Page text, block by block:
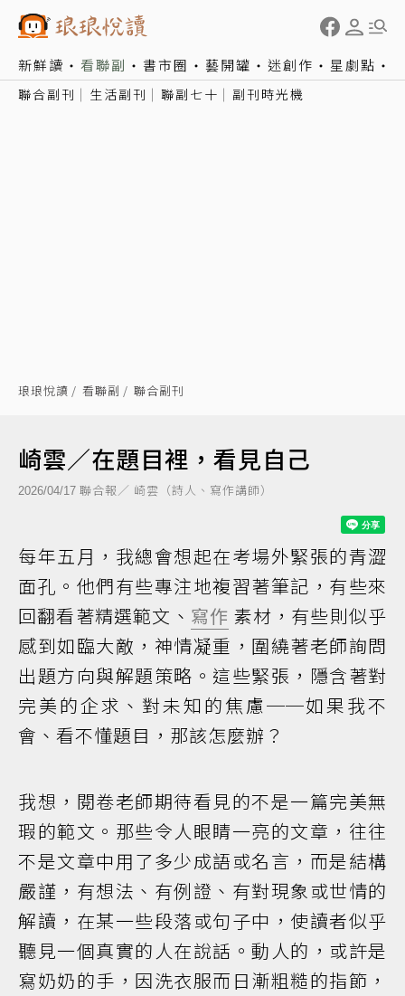
新鮮讀 看聯副 書市圈 藝開罐 迷創作 星劇點
聯合副刊 生活副刊 聯副七十 副刊時光機
琅琅悅讀 看聯副 聯合副刊
崎雲／在題目裡，看見自己
2026/04/17 聯合報／ 崎雲（詩人、寫作講師）
每年五月，我總會想起在考場外緊張的青澀
面孔。他們有些專注地複習著筆記，有些來
回翻看著精選範文、 寫作 素材，有些則似乎
感到如臨大敵，神情凝重，圍繞著老師詢問
出題方向與解題策略。這些緊張，隱含著對
完美的企求、對未知的焦慮──如果我不
會、看不懂題目，那該怎麼辦？
我想，閱卷老師期待看見的不是一篇完美無
瑕的範文。那些令人眼睛一亮的文章，往往
不是文章中用了多少成語或名言，而是結構
嚴謹，有想法、有例證、有對現象或世情的
解讀，在某一些段落或句子中，使讀者似乎
聽見一個真實的人在說話。動人的，或許是
寫奶奶的手，因洗衣服而日漸粗糙的指節，